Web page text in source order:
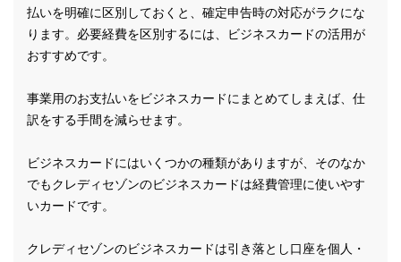
払いを明確に区別しておくと、確定申告時の対応がラクにな
ります。必要経費を区別するには、ビジネスカードの活用が
おすすめです。
事業用のお支払いをビジネスカードにまとめてしまえば、仕
訳をする手間を減らせます。
ビジネスカードにはいくつかの種類がありますが、そのなか
でもクレディセゾンのビジネスカードは経費管理に使いやす
いカードです。
クレディセゾンのビジネスカードは引き落とし口座を個人・